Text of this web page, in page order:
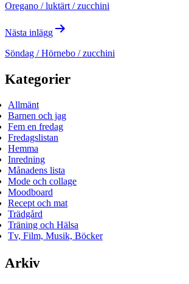
Oregano / luktärt / zucchini
Nästa inlägg
Söndag / Hörnebo / zucchini
Kategorier
Allmänt
Barnen och jag
Fem en fredag
Fredagslistan
Hemma
Inredning
Månadens lista
Mode och collage
Moodboard
Recept och mat
Trädgård
Träning och Hälsa
Tv, Film, Musik, Böcker
Arkiv